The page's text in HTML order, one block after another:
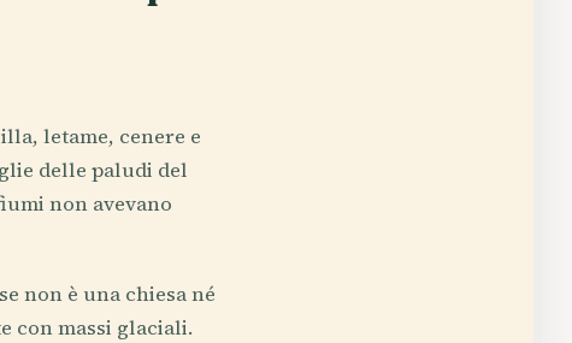
letame, cenere e
delle paludi del
non avevano
non è una chiesa né
con massi glaciali.